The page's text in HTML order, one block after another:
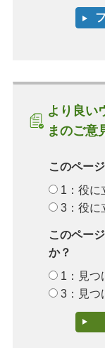
より良い
まのご意
このペー
1：役に
3：役に
このペー
か？
1：見つ
3：見つ